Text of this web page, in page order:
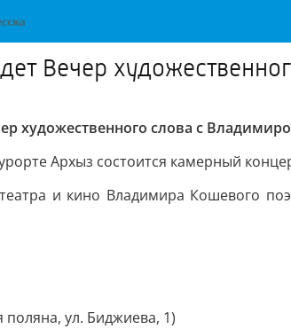
Вечер
художественного слова с
Архыз состоится камерный
и кино Владимира Кошевого
поляна, ул. Биджиева, 1)